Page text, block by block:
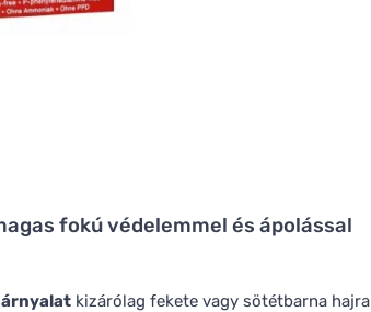
fokú védelemmel és ápolással
árnyalat kizárólag fekete vagy sötétbarna hajra